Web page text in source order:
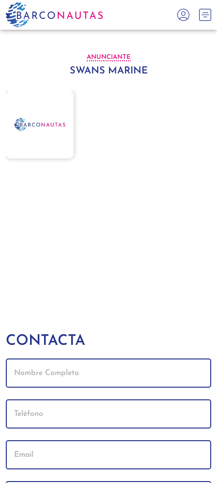
ANUNCIANTE
SWANS MARINE
CONTACTA